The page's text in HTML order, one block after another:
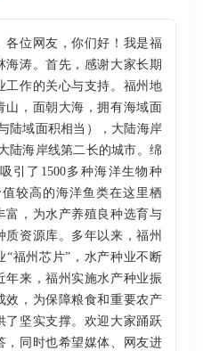
各位网友，你们好！我是福
海涛。首先，感谢大家长期
工作的关心与支持。福州地
山，面朝大海，拥有海域面
陆域面积相当），大陆海岸
陆海岸线第二长的城市。绵
引了1500多种海洋生物种
较高的海洋鱼类在这里栖
富，为水产养殖良种选育与
质资源库。多年以来，福州
“福州芯片”，水产种业不断
年来，福州实施水产种业振
效，为保障粮食和重要农产
了坚实支撑。欢迎大家踊跃
，同时也希望媒体、网友进